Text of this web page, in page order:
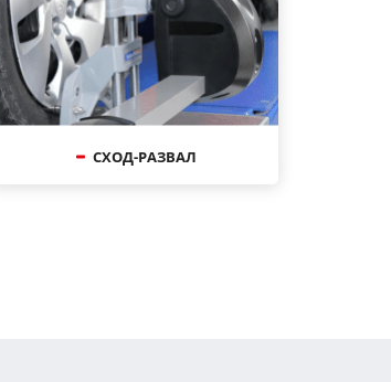
СХОД-РАЗВАЛ